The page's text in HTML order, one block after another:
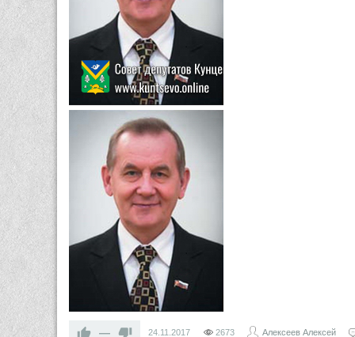
— 24.11.2017 2673 Алексеев Алексей